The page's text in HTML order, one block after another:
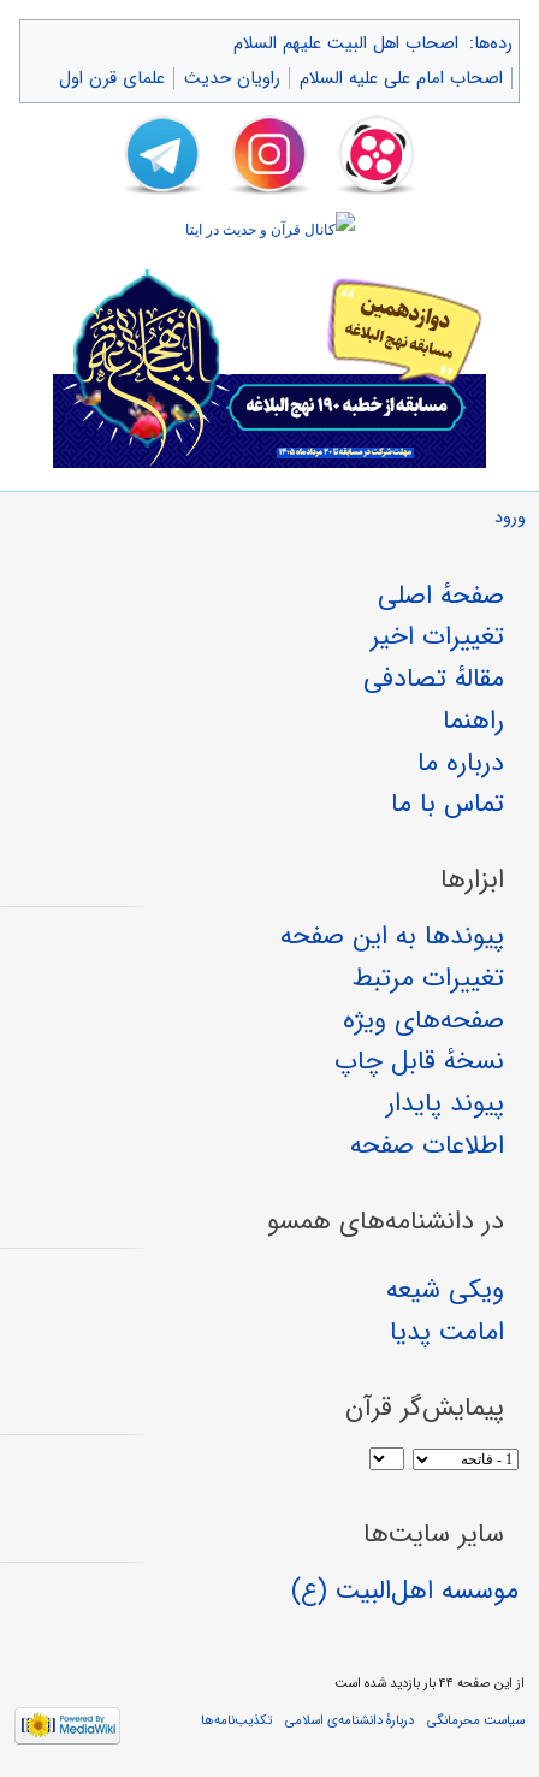
رده‌ها: اصحاب اهل البیت علیهم السلام
اصحاب امام علی علیه السلام
راویان حدیث علمای قرن اول
ورود
صفحهٔ اصلی
تغییرات اخیر
مقالهٔ تصادفی
راهنما
درباره ما
تماس با ما
ابزارها
پیوندها به این صفحه
تغییرات مرتبط
صفحه‌های ویژه
نسخهٔ قابل چاپ
پیوند پایدار
اطلاعات صفحه
در دانشنامه‌های همسو
ویکی شیعه
امامت پدیا
پیمایش‌گر قرآن
سایر سایت‌ها
موسسه اهل‌البیت (ع)
از این صفحه ۴۴ بار بازدید شده است
سیاست محرمانگی
دربارهٔ دانشنامه‌ی اسلامی تکذیب‌نامه‌ها